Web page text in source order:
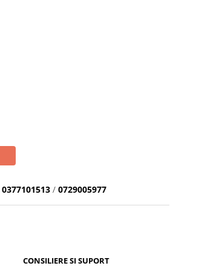
0377101513 / 0729005977
CONSILIERE SI SUPORT